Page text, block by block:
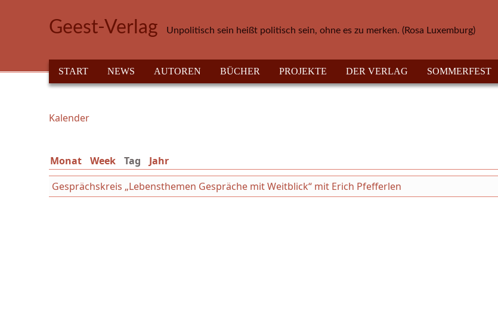
Geest-Verlag Unpolitisch sein heißt politisch sein, ohne es zu merken. (Rosa Luxemburg)
HAUPTMENÜ
START NEWS AUTOREN BÜCHER PROJEKTE DER VERLAG SOMMERFEST
Sie sind hier
Kalender
Monat Week Tag (aktiver Reiter)
Jahr
Gesprächskreis „Lebensthemen Gespräche mit Weitblick“ mit Erich Pfefferlen